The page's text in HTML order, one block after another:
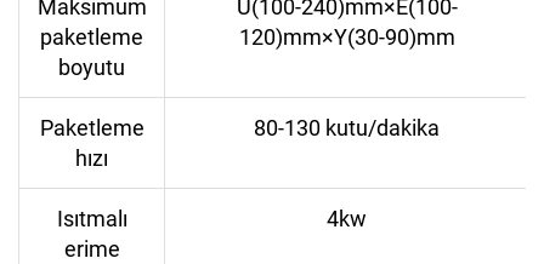
Maksimum
paketleme
boyutu
U(100-240)mm×E(100-
120)mm×Y(30-90)mm
Paketleme
hızı
80-130 kutu/dakika
Isıtmalı
erime
4kw